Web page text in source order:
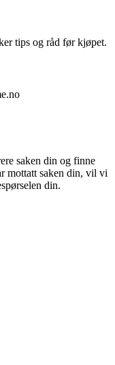
tips og råd før kjøpet.
saken din og finne
mottatt saken din, vil vi
din.